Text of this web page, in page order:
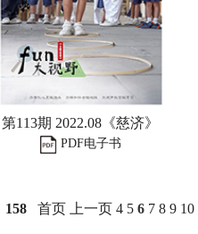
第113期 2022.08《慈济》
PDF电子书
158 首页 上一页 4 5 6 7 8 9 10